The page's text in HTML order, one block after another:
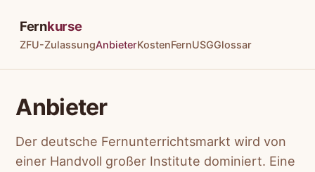
Fernkurse
ZFU-ZulassungAnbieterKostenFernUSGGlossar
Anbieter
Der deutsche Fernunterrichtsmarkt wird von
einer Handvoll großer Institute dominiert. Eine